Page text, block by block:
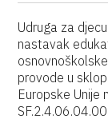
Udruga za
nastavak
provode u
Europske Unije